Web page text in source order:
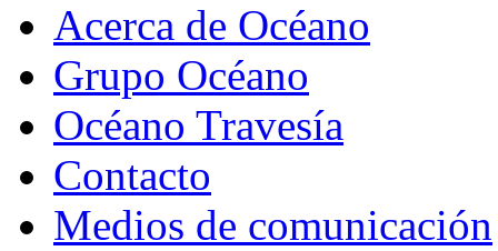
Acerca de Océano
Grupo Océano
Océano Travesía
Contacto
Medios de comunicación